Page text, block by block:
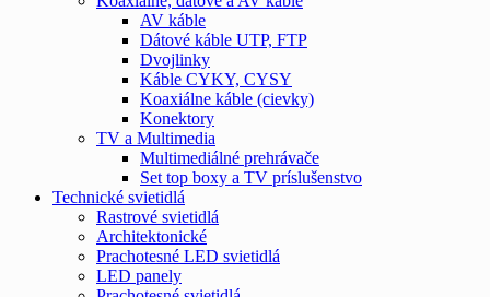
AV káble
Dátové káble UTP, FTP
Dvojlinky
Káble CYKY, CYSY
Koaxiálne káble (cievky)
Konektory
TV a Multimedia
Multimediálné prehrávače
Set top boxy a TV príslušenstvo
Technické svietidlá
Rastrové svietidlá
Architektonické
Prachotesné LED svietidlá
LED panely